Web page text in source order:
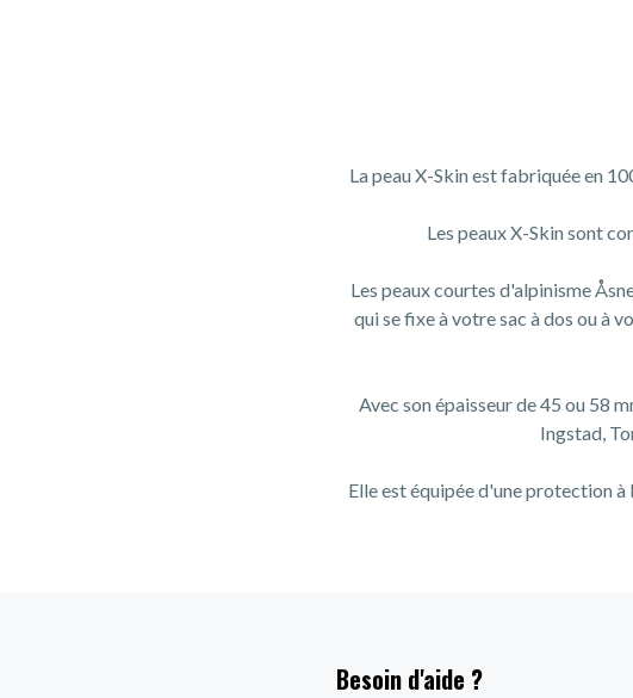
La peau X-Skin est fabriquée en
Les peaux X-Skin sont
Les peaux courtes d'alpinisme
qui se fixe à votre sac à dos ou à
Avec son épaisseur de 45 ou 58
Ingstad,
Elle est équipée d'une protection
Besoin d'aide ?